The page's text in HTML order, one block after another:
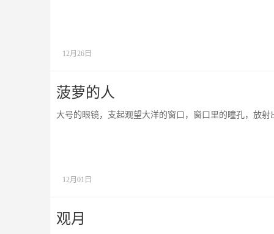
12月26日
菠萝的人
大号的眼镜，支起观望大洋的窗口，窗口里的瞳孔，放射
12月01日
观月